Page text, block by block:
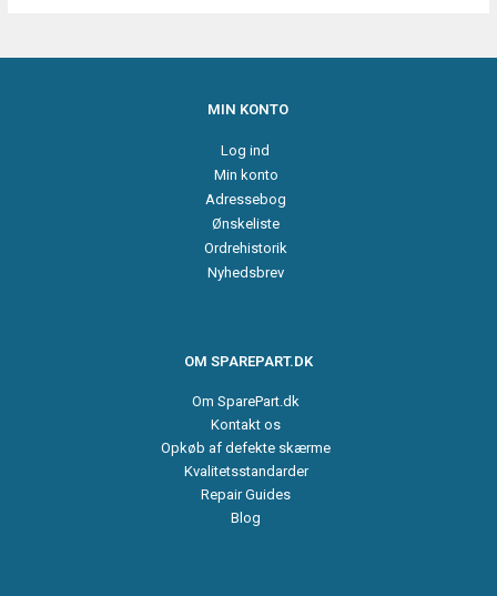
MIN KONTO
Log ind
Min konto
Adressebog
Ønskeliste
Ordrehistorik
Nyhedsbrev
OM SPAREPART.DK
Om SparePart.dk
Kontakt os
Opkøb af defekte skærme
Kvalitetsstandarder
Repair Guides
Blog